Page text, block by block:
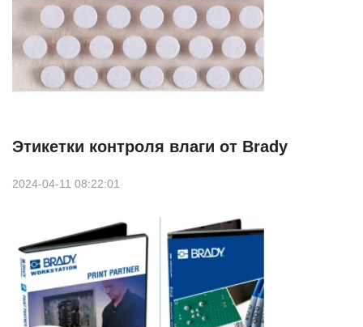
Этикетки контроля влаги от Brady
2024-04-11 08:22:01